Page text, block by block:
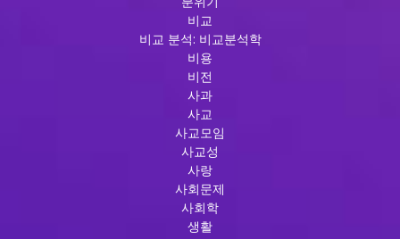
비교
비교 분석: 비교분석학
비용
비전
사과
사교
사교모임
사교성
사랑
사회문제
사회학
생활